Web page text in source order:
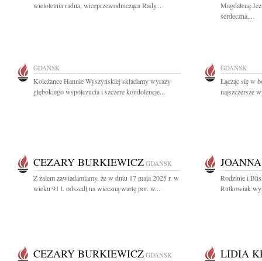
wieloletnia radna, wiceprzewodnicząca Rady...
Magdalenę
serdeczna,...
GDAŃSK
Koleżance Hannie Wyszyńskiej składamy wyrazy
głębokiego współczucia i szczere kondolencje...
GDAŃSK
Łącząc się w
najszczersze
CEZARY BURKIEWICZ GDAŃSK
Z żalem zawiadamiamy, że w dniu 17 maja 2025 r. w
wieku 91 l. odszedł na wieczną wartę por. w...
Rodzinie i
Rutkowiak
CEZARY BURKIEWICZ GDAŃSK LIDIA